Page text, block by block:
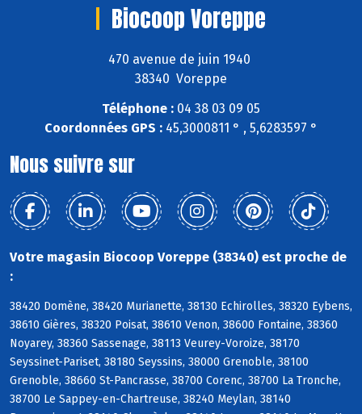
Biocoop Voreppe
470 avenue de juin 1940
38340 Voreppe
Téléphone : 04 38 03 09 05
Coordonnées GPS : 45,3000811 ° , 5,6283597 °
Nous suivre sur
Votre magasin Biocoop Voreppe (38340) est proche de
:
38420 Domène, 38420 Murianette, 38130 Echirolles, 38320 Eybens,
38610 Gières, 38320 Poisat, 38610 Venon, 38600 Fontaine, 38360
Noyarey, 38360 Sassenage, 38113 Veurey-Voroize, 38170
Seyssinet-Pariset, 38180 Seyssins, 38000 Grenoble, 38100
Grenoble, 38660 St-Pancrasse, 38700 Corenc, 38700 La Tronche,
38700 Le Sappey-en-Chartreuse, 38240 Meylan, 38140